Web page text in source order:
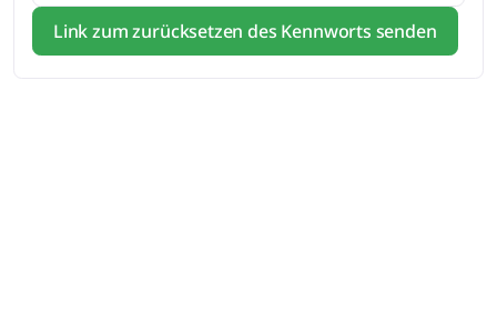
Link zum zurücksetzen des Kennworts senden